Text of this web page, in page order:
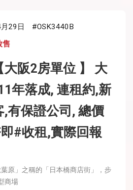
29日 #OSK3440B
售
大阪2房單位 】 大
年落成, 連租約,新
,有保證公司, 總價
#收租,實際回報
原」之稱的「日本橋商店街」，步
商場